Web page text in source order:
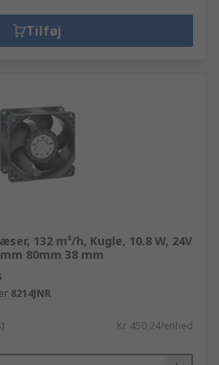
Tilføj
132 m³/h, Kugle, 10.8 W, 24V
80mm 38 mm
8214JNR
Kr. 450,24/enhed